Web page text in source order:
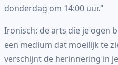
donderdag om 14:00 uur."
Ironisch: de arts die je ogen
een medium dat moeilijk te
verschijnt de herinnering in